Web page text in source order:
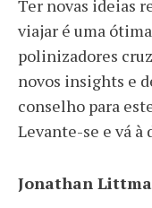
Ter novas ideias
viajar é uma
polinizadores
novos insights e
conselho para
Levante-se e vá à
Jonathan